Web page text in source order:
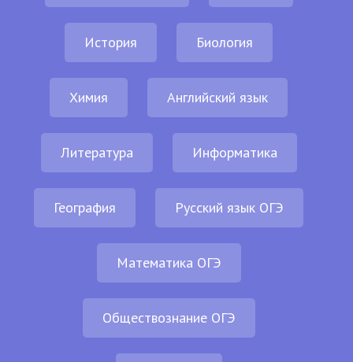
История Биология
Химия Английский язык
Литература Информатика
География Русский язык ОГЭ
Математика ОГЭ
Обществознание ОГЭ